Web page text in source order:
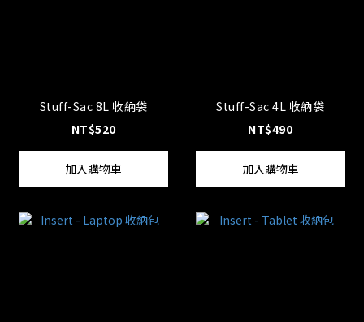
Stuff-Sac 8L 收納袋
NT$520
加入購物車
Stuff-Sac 4L 收納袋
NT$490
加入購物車